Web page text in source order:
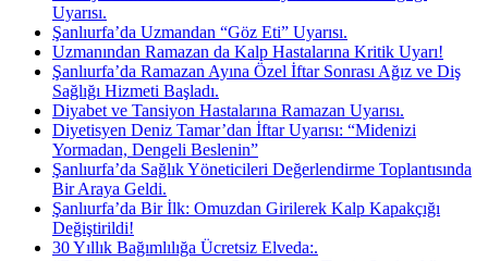
Uyarısı.
Şanlıurfa’da Uzmandan “Göz Eti” Uyarısı.
Uzmanından Ramazan da Kalp Hastalarına Kritik Uyarı!
Şanlıurfa’da Ramazan Ayına Özel İftar Sonrası Ağız ve Diş
Sağlığı Hizmeti Başladı.
Diyabet ve Tansiyon Hastalarına Ramazan Uyarısı.
Diyetisyen Deniz Tamar’dan İftar Uyarısı: “Midenizi
Yormadan, Dengeli Beslenin”
Şanlıurfa’da Sağlık Yöneticileri Değerlendirme Toplantısında
Bir Araya Geldi.
Şanlıurfa’da Bir İlk: Omuzdan Girilerek Kalp Kapakçığı
Değiştirildi!
30 Yıllık Bağımlılığa Ücretsiz Elveda:.